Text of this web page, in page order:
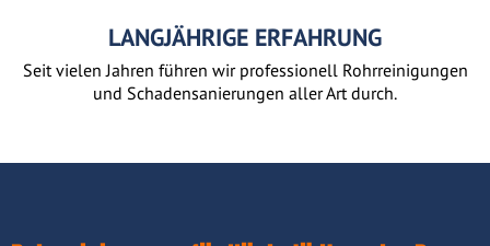
LANGJÄHRIGE ERFAHRUNG
Seit vielen Jahren führen wir professionell Rohrreinigungen
und Schadensanierungen aller Art durch.